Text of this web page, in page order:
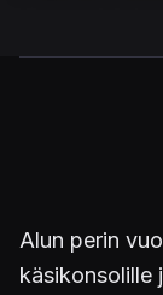
Alun perin
käsikonsolille